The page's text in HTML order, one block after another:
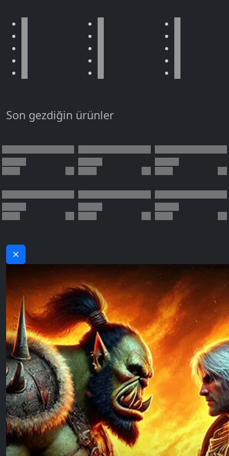
Son gezdiğin ürünler